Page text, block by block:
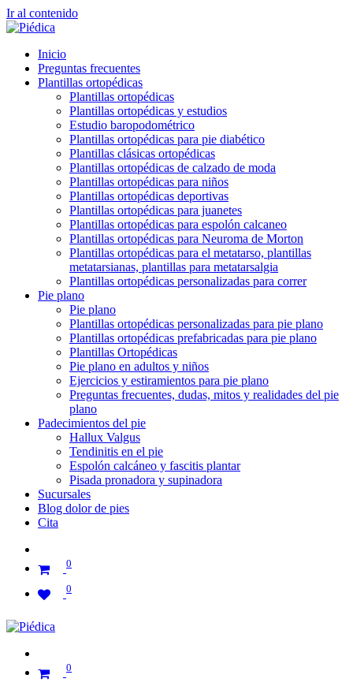
Ir al contenido
Inicio
Preguntas frecuentes
Plantillas ortopédicas
Plantillas ortopédicas
Plantillas ortopédicas y estudios
Estudio baropodométrico
Plantillas ortopédicas para pie diabético
Plantillas clásicas ortopédicas
Plantillas ortopédicas de calzado de moda
Plantillas ortopédicas para niños
Plantillas ortopédicas deportivas
Plantillas ortopédicas para juanetes
Plantillas ortopédicas para espolón calcaneo
Plantillas ortopédicas para Neuroma de Morton
Plantillas ortopédicas para el metatarso, plantillas
metatarsianas, plantillas para metatarsalgia
Plantillas ortopédicas personalizadas para correr
Pie plano
Pie plano
Plantillas ortopédicas personalizadas para pie plano
Plantillas ortopédicas prefabricadas para pie plano
Plantillas Ortopédicas
Pie plano en adultos y niños
Ejercicios y estiramientos para pie plano
Preguntas frecuentes, dudas, mitos y realidades del pie
plano
Padecimientos del pie
Hallux Valgus
Tendinitis en el pie
Espolón calcáneo y fascitis plantar
Pisada pronadora y supinadora
Sucursales
Blog dolor de pies
Cita
0
0
0